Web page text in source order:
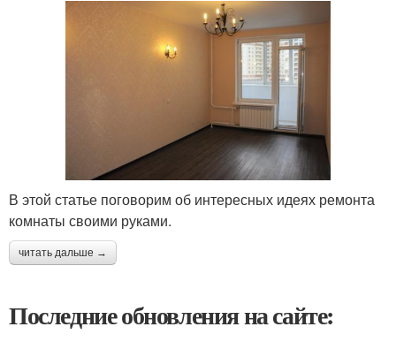
В этой статье поговорим об интересных идеях ремонта
комнаты своими руками.
читать дальше →
Последние обновления на сайте: